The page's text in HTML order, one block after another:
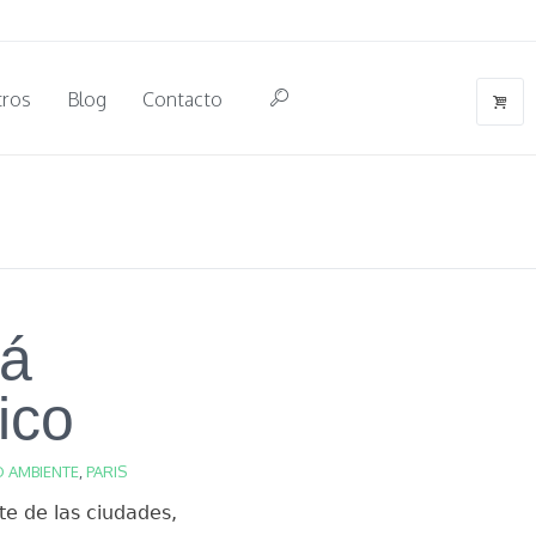
Blog Contacto
AMBIENTE PARIS
de las ciudades,